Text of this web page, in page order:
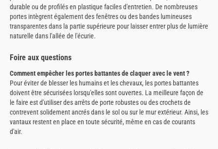
durable ou de profilés en plastique faciles d'entretien. De nombreuses
portes intègrent également des fenêtres ou des bandes lumineuses
transparentes dans la partie supérieure pour laisser entrer plus de lumière
naturelle dans l'allée de l'écurie.
Foire aux questions
Comment empêcher les portes battantes de claquer avec le vent ?
Pour éviter de blesser les humains et les chevaux, les portes battantes
doivent être sécurisées lorsqu'elles sont ouvertes. La meilleure façon de
le faire est d'utiliser des arrêts de porte robustes ou des crochets de
contrevent solidement ancrés dans le sol ou sur le mur extérieur. Ainsi, les
vantaux restent en place en toute sécurité, même en cas de courants
d'air.